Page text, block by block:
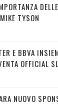
TYSON
E BBVA
OFFICIAL
NUOVO